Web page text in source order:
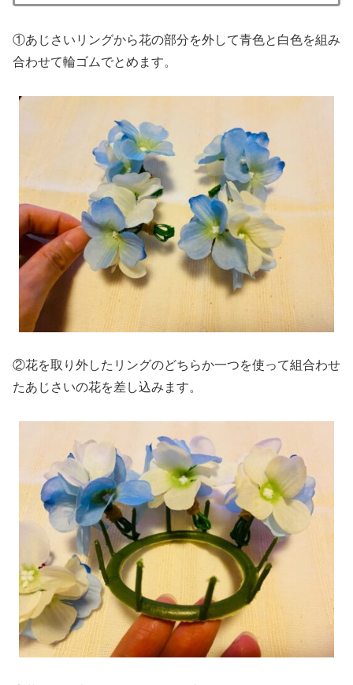
①あじさいリングから花の部分を外して青色と白色を組み
合わせて輪ゴムでとめます。
②花を取り外したリングのどちらか一つを使って組合わせ
たあじさいの花を差し込みます。